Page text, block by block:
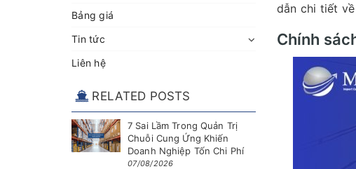
dẫn chi tiết
Chính
Bảng giá
Tin tức
Liên hệ
RELATED POSTS
7 Sai Lầm Trong Quản Trị
Chuỗi Cung Ứng Khiến
Doanh Nghiệp Tốn Chi Phí
07/08/2026